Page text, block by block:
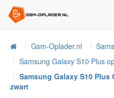
HomeGsm-Oplader.nl
Samsung Galaxy S10 Plus
Samsung Galaxy S10 Plus
zwart